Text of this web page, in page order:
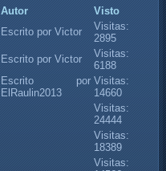
Autor
Visto
Escrito por Victor
Visitas:
2895
Escrito por Victor
Visitas:
6188
Escrito por
ElRaulin2013
Visitas:
14660
Visitas:
24444
Visitas:
18389
Visitas: